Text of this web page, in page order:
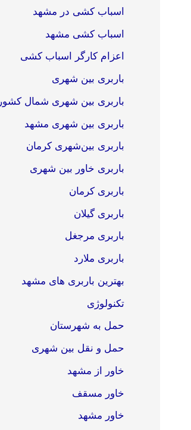
اسباب کشی در مشهد
اسباب کشی مشهد
اعزام کارگر اسباب کشی
باربری بین شهری
باربری بین شهری شمال کشور
باربری بین شهری مشهد
باربری بین‌شهری کرمان
باربری خاور بین شهری
باربری کرمان
باربری گیلان
باربری مرجغل
باربری ملارد
بهترین باربری های مشهد
تکنولوژی
حمل به شهرستان
حمل و نقل بین شهری
خاور از مشهد
خاور مسقف
خاور مشهد